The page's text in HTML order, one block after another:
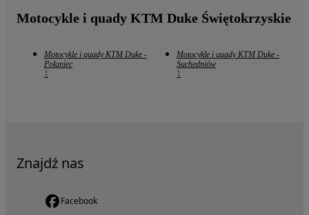
Motocykle i quady KTM Duke Świętokrzyskie
Motocykle i quady KTM Duke -
Połaniec
1
Motocykle i quady KTM Duke -
Suchedniów
1
Znajdź nas
Facebook